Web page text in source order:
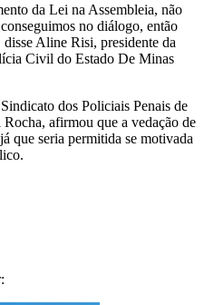
da Lei na Assembleia, não
no diálogo, então
Aline Risi, presidente da
Civil do Estado De Minas
dos Policiais Penais de
afirmou que a vedação de
que seria permitida se motivada